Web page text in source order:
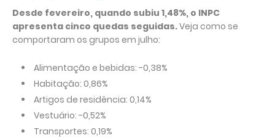
Desde fevereiro, quando subiu 1,48%, o INPC
apresenta cinco quedas seguidas.Veja como se
comportaram os grupos em julho:
Alimentação e bebidas: -0,38%
Habitação: 0,86%
Artigos de residência: 0,14%
Vestuário: -0,52%
Transportes: 0,19%